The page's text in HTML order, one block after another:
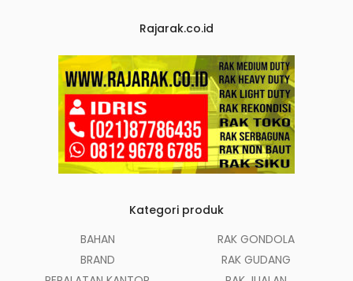
Rajarak.co.id
Kategori produk
BAHAN
BRAND
RAK GONDOLA
RAK GUDANG